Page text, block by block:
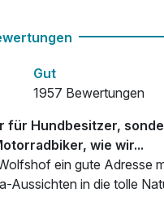
Gut
1957 Bewertungen
für Hundbesitzer,
wie wir...
ein gute Adresse
Aussichten in die tolle